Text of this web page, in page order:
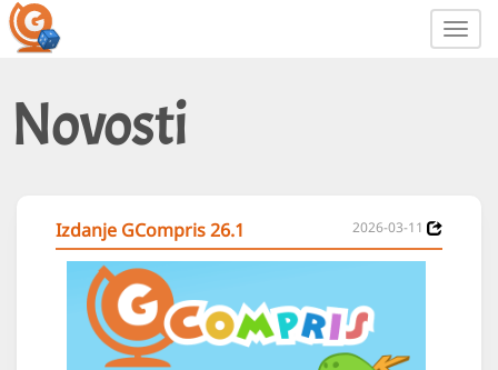
Novosti
Izdanje GCompris 26.1 2026-03-11